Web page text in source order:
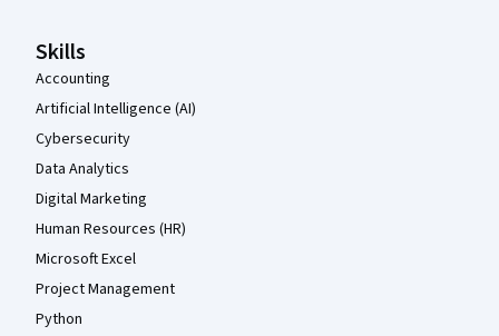
Skills
Accounting
Artificial Intelligence (AI)
Cybersecurity
Data Analytics
Digital Marketing
Human Resources (HR)
Microsoft Excel
Project Management
Python